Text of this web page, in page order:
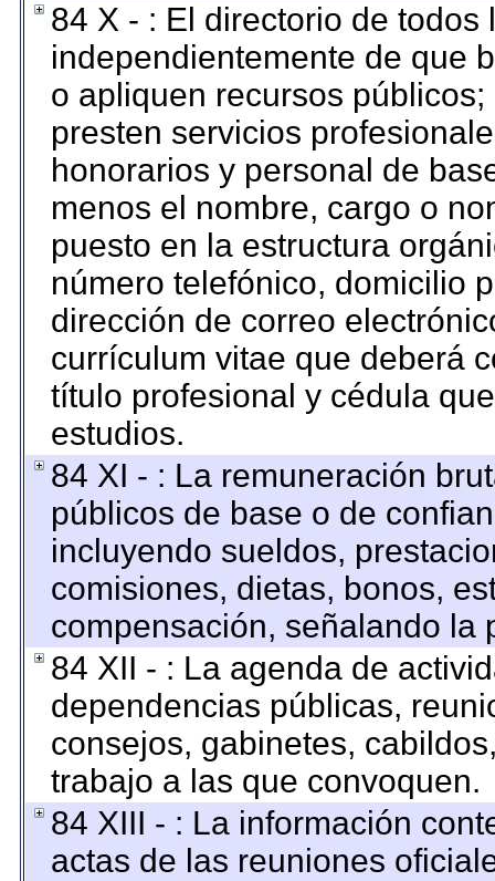
84 X - : El directorio de
independientemente de que
o apliquen recursos
presten servicios
honorarios y personal de
menos el nombre, cargo o
puesto en la estructura
número telefónico, domicilio
dirección de correo
currículum vitae que deberá
título profesional y cédula
estudios.
84 XI - : La remuneración
públicos de base o de
incluyendo sueldos,
comisiones, dietas, bonos,
compensación, señalando la
84 XII - : La agenda de
dependencias públicas,
consejos, gabinetes,
trabajo a las que convoquen.
84 XIII - : La información
actas de las reuniones